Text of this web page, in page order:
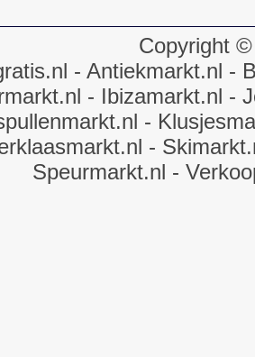
Copyright
- Antiekmarkt.nl -
- Ibizamarkt.nl -
-
-
Speurmarkt.nl -